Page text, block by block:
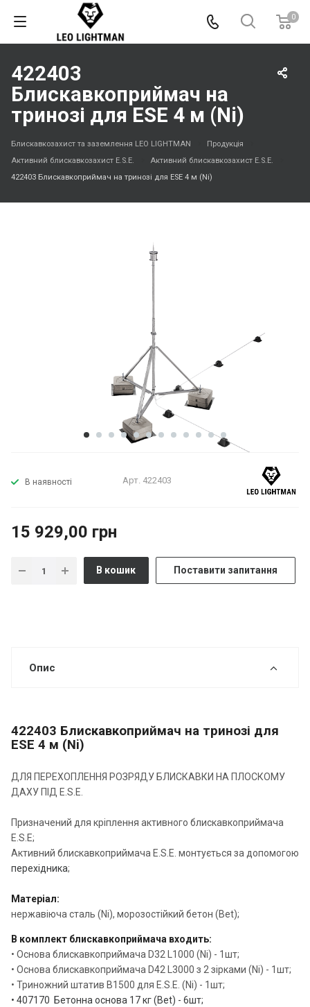
0
422403
Блискавкоприймач на
тринозі для ESE 4 м (Ni)
Блискавкозахист та заземлення LEO LIGHTMAN
Продукція
Активний блискавкозахист E.S.E.
Активний блискавкозахист E.S.E.
422403 Блискавкоприймач на тринозі для ESE 4 м (Ni)
В наявності Арт. 422403
15 929,00 грн
В кошик Поставити запитання
Опис
422403 Блискавкоприймач на тринозі для
ESE 4 м (Ni)
ДЛЯ ПЕРЕХОПЛЕННЯ РОЗРЯДУ БЛИСКАВКИ НА ПЛОСКОМУ
ДАХУ ПІД E.S.E.
Призначений для кріплення активного блискавкоприймача
E.S.E;
Активний блискавкоприймача E.S.E. монтується за допомогою
перехідника;
Матеріал:
нержавіюча сталь (Ni), морозостійкий бетон (Вet);
В комплект блискавкоприймача входить:
• Основа блискавкоприймача D32 L1000 (Ni) - 1шт;
• Основа блискавкоприймача D42 L3000 з 2 зірками (Ni) - 1шт;
• Триножний штатив B1500 для E.S.E. (Ni) - 1шт;
• 407170 Бетонна основа 17 кг (Bet) - 6шт;